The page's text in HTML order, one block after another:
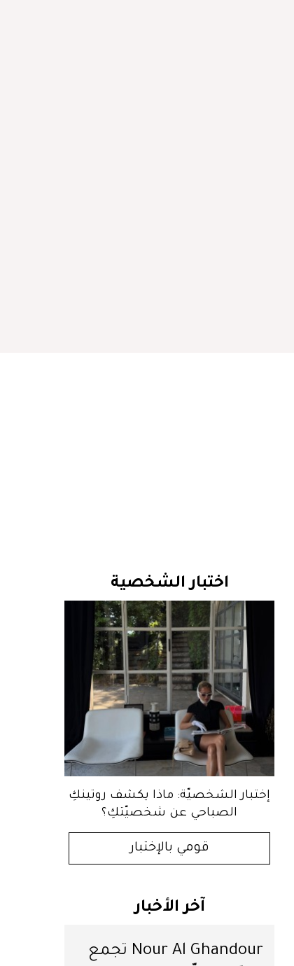
اختبار الشخصية
إختبار الشخصيّة: ماذا يكشف روتينكِ
الصباحي عن شخصيّتكِ؟
قومي بالإختبار
آخر الأخبار
Nour Al Ghandour تجمع